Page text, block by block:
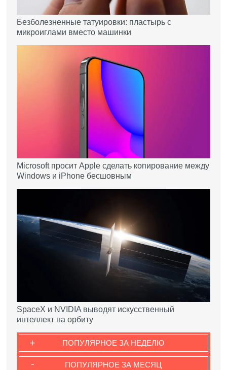
Безболезненные татуировки: пластырь с
микроиглами вместо машинки
Microsoft просит Apple сделать копирование между
Windows и iPhone бесшовным
SpaceX и NVIDIA выводят искусственный
интеллект на орбиту
ПОПУЛЯРНОЕ ЗА НЕДЕЛЮ
+
ПОПУЛЯРНОЕ ЗА МЕСЯЦ
-